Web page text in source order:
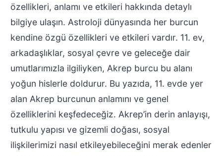
özellikleri, anlamı ve etkileri hakkında detaylı
bilgiye ulaşın. Astroloji dünyasında her burcun
kendine özgü özellikleri ve etkileri vardır. 11. ev,
arkadaşlıklar, sosyal çevre ve geleceğe dair
umutlarımızla ilgiliyken, Akrep burcu bu alanı
yoğun hislerle doldurur. Bu yazıda, 11. evde yer
alan Akrep burcunun anlamını ve genel
özelliklerini keşfedeceğiz. Akrep’in derin anlayışı,
tutkulu yapısı ve gizemli doğası, sosyal
ilişkilerimizi nasıl etkileyebileceğini merak edenler